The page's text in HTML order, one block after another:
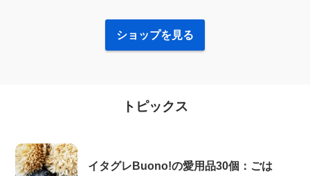
ショップを見る
トピックス
イタグレBuono!の愛用品30個：ごは